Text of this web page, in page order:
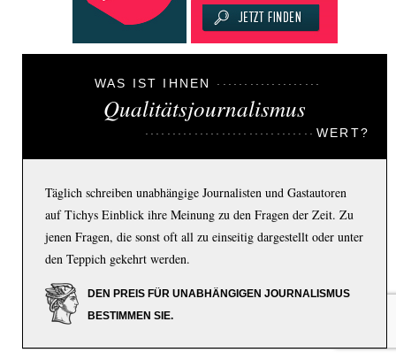
WAS IST IHNEN
Qualitätsjournalismus
WERT?
Täglich schreiben unabhängige Journalisten und Gastautoren
auf Tichys Einblick ihre Meinung zu den Fragen der Zeit. Zu
jenen Fragen, die sonst oft all zu einseitig dargestellt oder unter
den Teppich gekehrt werden.
DEN PREIS FÜR UNABHÄNGIGEN JOURNALISMUS
BESTIMMEN SIE.